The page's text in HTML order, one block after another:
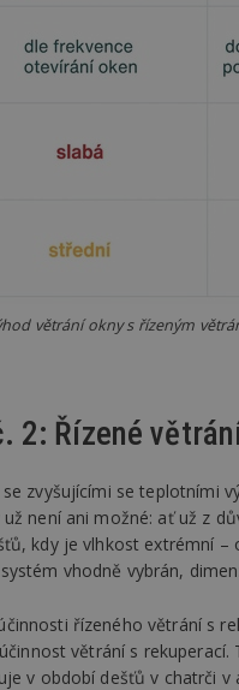
větrání okny s řízeným
2: Řízené
zvyšujícími se teplotními
není ani možné: ať už z
kdy je vlhkost extrémní
vhodně vybrán,
řízeného větrání s
větrání s
v období dešťů v chatrči
_dc_gtm_UA-
__gfp_64b
Název
/
Doména
_gid
Google
Název
CMID
test
tu